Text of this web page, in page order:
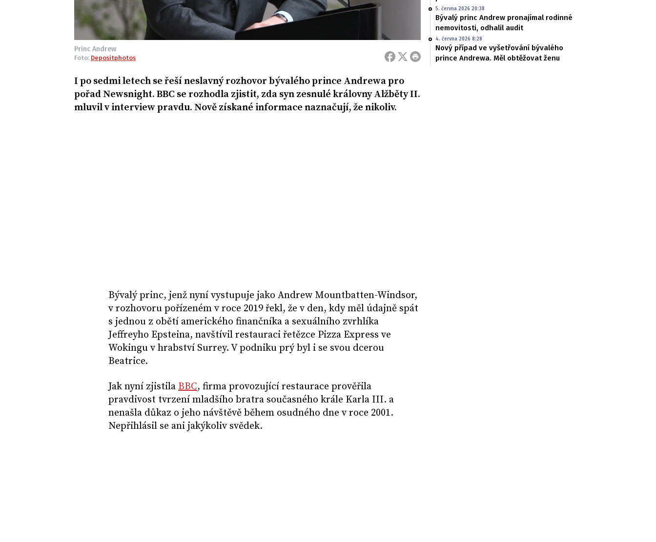
Princ Andrew
Foto: Depositphotos
I po sedmi letech se řeší neslavný rozhovor bývalého prince Andrewa pro
pořad Newsnight. BBC se rozhodla zjistit, zda syn zesnulé královny Alžběty II.
mluvil v interview pravdu. Nově získané informace naznačují, že nikoliv.
Bývalý princ, jenž nyní vystupuje jako Andrew Mountbatten-Windsor,
v rozhovoru pořízeném v roce 2019 řekl, že v den, kdy měl údajně spát
s jednou z obětí amerického finančníka a sexuálního zvrhlíka
Jeffreyho Epsteina, navštívil restauraci řetězce Pizza Express ve
Wokingu v hrabství Surrey. V podniku prý byl i se svou dcerou
Beatrice.
Jak nyní zjistila BBC, firma provozující restaurace prověřila
pravdivost tvrzení mladšího bratra současného krále Karla III. a
nenašla důkaz o jeho návštěvě během osudného dne v roce 2001.
Nepřihlásil se ani jakýkoliv svědek.
5. června 2026 20:38
Bývalý princ Andrew pronajímal rodinné
nemovitosti, odhalil audit
4. června 2026 8:28
Nový případ ve vyšetřování bývalého
prince Andrewa. Měl obtěžovat ženu